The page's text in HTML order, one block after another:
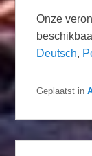
Onze
Deutsch,
Geplaatst in